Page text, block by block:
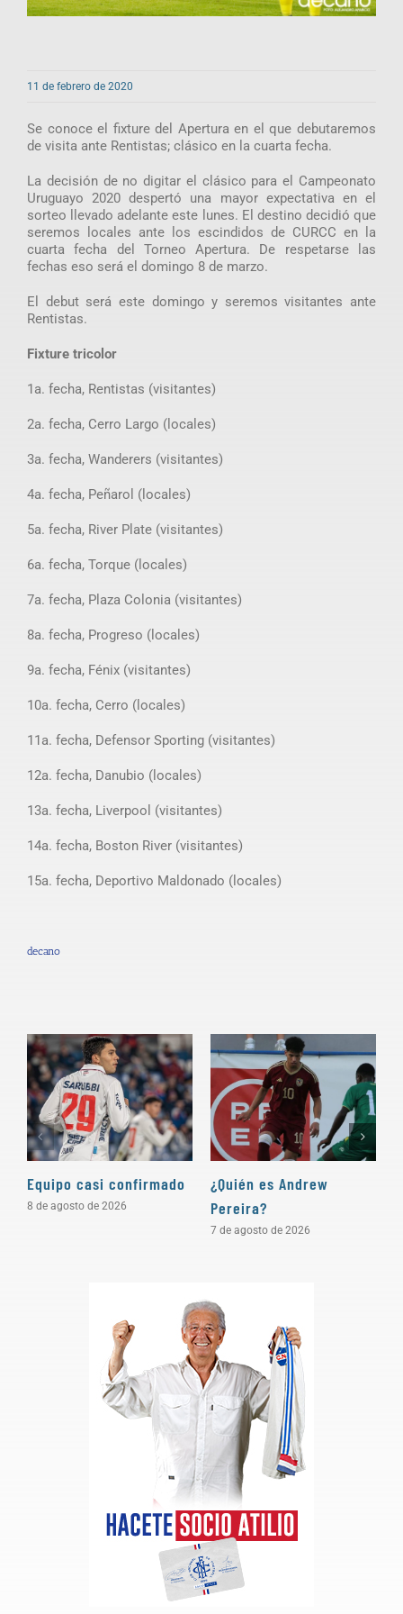
11 de febrero de 2020
Se conoce el fixture del Apertura en el que debutaremos
de visita ante Rentistas; clásico en la cuarta fecha.
La decisión de no digitar el clásico para el Campeonato
Uruguayo 2020 despertó una mayor expectativa en el
sorteo llevado adelante este lunes. El destino decidió que
seremos locales ante los escindidos de CURCC en la
cuarta fecha del Torneo Apertura. De respetarse las
fechas eso será el domingo 8 de marzo.
El debut será este domingo y seremos visitantes ante
Rentistas.
Fixture tricolor
1a. fecha, Rentistas (visitantes)
2a. fecha, Cerro Largo (locales)
3a. fecha, Wanderers (visitantes)
4a. fecha, Peñarol (locales)
5a. fecha, River Plate (visitantes)
6a. fecha, Torque (locales)
7a. fecha, Plaza Colonia (visitantes)
8a. fecha, Progreso (locales)
9a. fecha, Fénix (visitantes)
10a. fecha, Cerro (locales)
11a. fecha, Defensor Sporting (visitantes)
12a. fecha, Danubio (locales)
13a. fecha, Liverpool (visitantes)
14a. fecha, Boston River (visitantes)
15a. fecha, Deportivo Maldonado (locales)
decano
Equipo casi confirmado
8 de agosto de 2026
¿Quién es Andrew
Pereira?
7 de agosto de 2026